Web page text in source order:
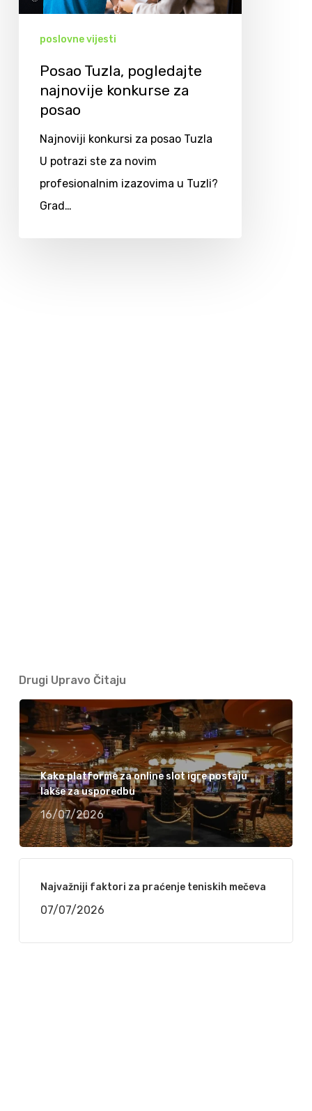
poslovne vijesti
Posao Tuzla, pogledajte
najnovije konkurse za
posao
Najnoviji konkursi za posao Tuzla
U potrazi ste za novim
profesionalnim izazovima u Tuzli?
Grad…
Drugi Upravo Čitaju
Kako platforme za online slot igre postaju
lakše za usporedbu
16/07/2026
Najvažniji faktori za praćenje teniskih mečeva
07/07/2026